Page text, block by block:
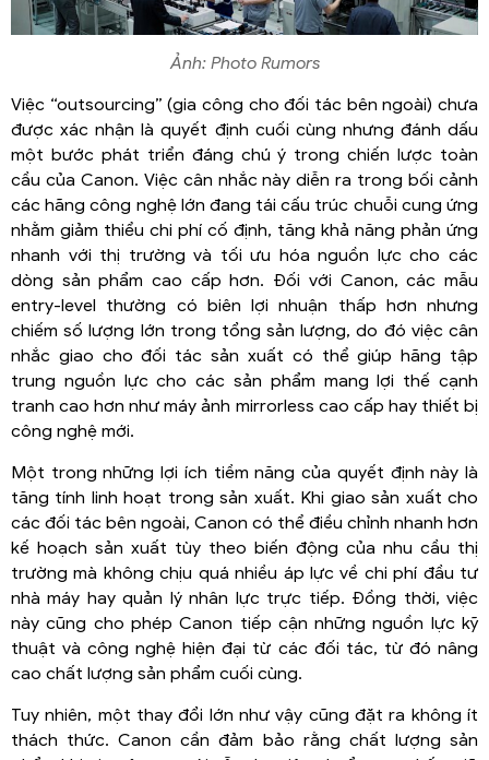
Ảnh: Photo Rumors
Việc “outsourcing” (gia công cho đối tác bên ngoài) chưa
được xác nhận là quyết định cuối cùng nhưng đánh dấu
một bước phát triển đáng chú ý trong chiến lược toàn
cầu của Canon. Việc cân nhắc này diễn ra trong bối cảnh
các hãng công nghệ lớn đang tái cấu trúc chuỗi cung ứng
nhằm giảm thiểu chi phí cố định, tăng khả năng phản ứng
nhanh với thị trường và tối ưu hóa nguồn lực cho các
dòng sản phẩm cao cấp hơn. Đối với Canon, các mẫu
entry-level thường có biên lợi nhuận thấp hơn nhưng
chiếm số lượng lớn trong tổng sản lượng, do đó việc cân
nhắc giao cho đối tác sản xuất có thể giúp hãng tập
trung nguồn lực cho các sản phẩm mang lợi thế cạnh
tranh cao hơn như máy ảnh mirrorless cao cấp hay thiết bị
công nghệ mới.
Một trong những lợi ích tiềm năng của quyết định này là
tăng tính linh hoạt trong sản xuất. Khi giao sản xuất cho
các đối tác bên ngoài, Canon có thể điều chỉnh nhanh hơn
kế hoạch sản xuất tùy theo biến động của nhu cầu thị
trường mà không chịu quá nhiều áp lực về chi phí đầu tư
nhà máy hay quản lý nhân lực trực tiếp. Đồng thời, việc
này cũng cho phép Canon tiếp cận những nguồn lực kỹ
thuật và công nghệ hiện đại từ các đối tác, từ đó nâng
cao chất lượng sản phẩm cuối cùng.
Tuy nhiên, một thay đổi lớn như vậy cũng đặt ra không ít
thách thức. Canon cần đảm bảo rằng chất lượng sản